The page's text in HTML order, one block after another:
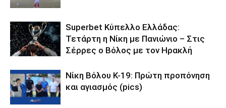
Superbet Κύπελλο Ελλάδας:
Τετάρτη η Νίκη με Πανιώνιο – Στις
Σέρρες ο Βόλος με τον Ηρακλή
Νίκη Βόλου Κ-19: Πρώτη προπόνηση
και αγιασμός (pics)